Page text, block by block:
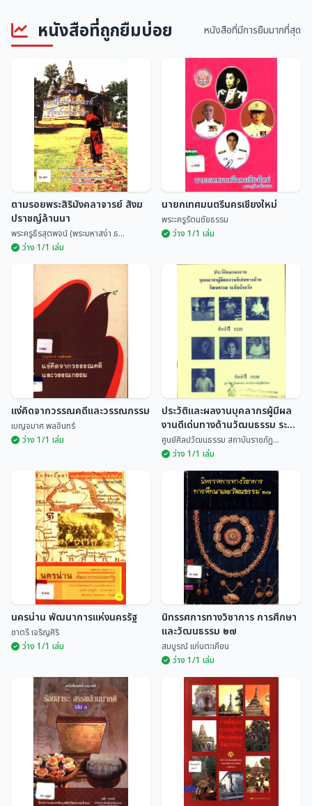
มหากาพย์ชนชาติไท "เต้าตามไต
เต้าทางไท" เล่ม 2
ชลธิรา สัตยาวัฒนา ,...
ของดีที่บ้านเรือน
หนังสือที่ถูกยืมบ่อย หนังสือที่มีการยืมมากที่สุด
ตามรอยพระสิริมังคลาจารย์ สังฆ
ปราชญ์ล้านนา
พระครูธีรสุตพจน์ (พร...
ตามรอยพระสิริมังคลาจารย์ สังฆ
ปราชญ์ล้านนา
พระครูธีรสุตพจน์ (พระมหาสง่า ธ...
ว่าง 1/1 เล่ม
นายกเทศมนตรีนครเชียงใหม่
พระะครูรัตนชัยธรรม
นายกเทศมนตรีนครเชียงใหม่
พระะครูรัตนชัยธรรม
ว่าง 1/1 เล่ม
แง่คิดจากวรรณคดีและ
วรรณกรรม
เบญจมาศ พลอินทร์
แง่คิดจากวรรณคดีและวรรณกรรม
เบญจมาศ พลอินทร์
ว่าง 1/1 เล่ม
ประวัติและผลงานบุคลากรผู้มีผล
งานดีเด่นทางด้านวัฒนธรรม
ระดับจังหวัด ประจำปี 2535
ศูนย์ศิลปวัฒนธรรม สถ...
ประวัติและผลงานบุคลากรผู้มีผล
งานดีเด่นทางด้านวัฒนธรรม ระดับ
จังหวัด ประจำปี 2535
ศูนย์ศิลปวัฒนธรรม สถาบันราชภัฏ...
ว่าง 1/1 เล่ม
นครน่าน พัฒนาการแห่งนครรัฐ
ชาตรี เจริญศิริ
นครน่าน พัฒนาการแห่งนครรัฐ
ชาตรี เจริญศิริ
ว่าง 1/1 เล่ม
นิทรรศการทางวิชาการ การศึกษา
และวัฒนธรรม ๒๗
สมบูรณ์ แก่นตะเคียน
นิทรรศการทางวิชาการ การศึกษา
และวัฒนธรรม ๒๗
สมบูรณ์ แก่นตะเคียน
ว่าง 1/1 เล่ม